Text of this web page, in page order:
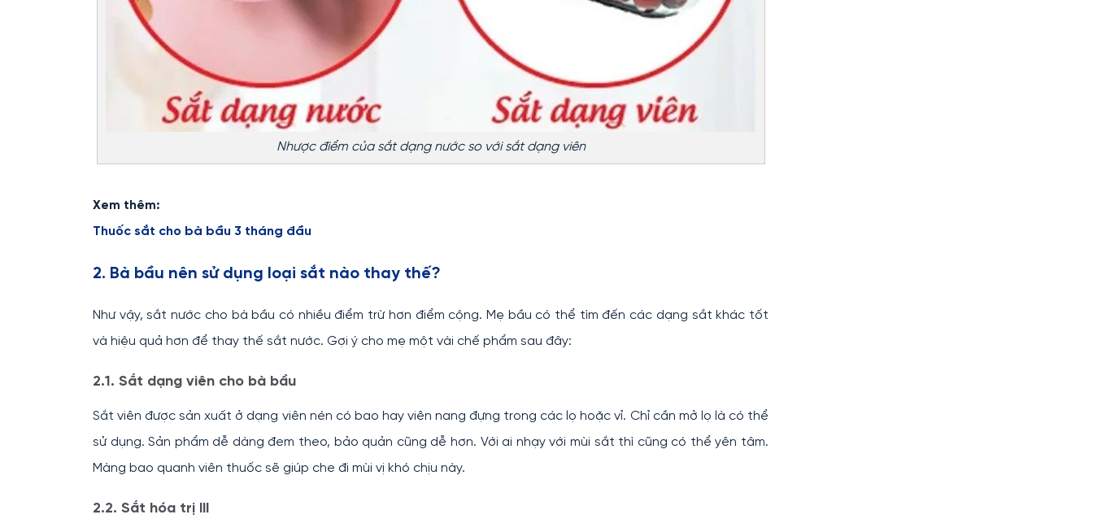
Nhược điểm của sắt dạng nước so với sắt dạng viên
Xem thêm:
Thuốc sắt cho bà bầu 3 tháng đầu
2. Bà bầu nên sử dụng loại sắt nào thay thế?
Như vậy, sắt nước cho bà bầu có nhiều điểm trừ hơn điểm cộng. Mẹ bầu có thể tìm đến các dạng sắt khác tốt
và hiệu quả hơn để thay thế sắt nước. Gợi ý cho mẹ một vài chế phẩm sau đây:
2.1. Sắt dạng viên cho bà bầu
Sắt viên được sản xuất ở dạng viên nén có bao hay viên nang đựng trong các lọ hoặc vỉ. Chỉ cần mở lọ là có thể
sử dụng. Sản phẩm dễ dàng đem theo, bảo quản cũng dễ hơn. Với ai nhạy với mùi sắt thì cũng có thể yên tâm.
Màng bao quanh viên thuốc sẽ giúp che đi mùi vị khó chịu này.
2.2. Sắt hóa trị III